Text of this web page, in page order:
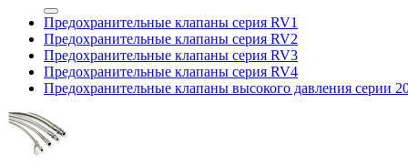
Предохранительные клапаны серия RV1
Предохранительные клапаны серия RV2
Предохранительные клапаны серия RV3
Предохранительные клапаны серия RV4
Предохранительные клапаны высокого давления серии